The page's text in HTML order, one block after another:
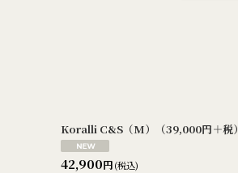
Koralli C&S（M）（39,000円＋税）
42,900円(税込)